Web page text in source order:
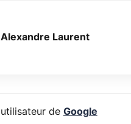
Alexandre Laurent
de Google